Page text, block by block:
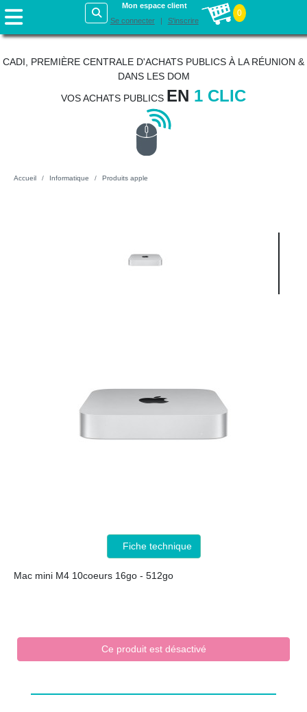
Mon espace client
Se connecter
S'inscrire
0
CADI, PREMIÈRE CENTRALE D'ACHATS PUBLICS À LA RÉUNION &
DANS LES DOM
VOS ACHATS PUBLICS EN 1 CLIC
Accueil Informatique Produits apple
Fiche technique
Mac mini M4 10coeurs 16go - 512go
Ce produit est désactivé